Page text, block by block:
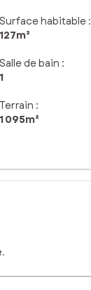
Surface habitable :
127m²
Salle de bain :
1
Terrain :
1 095m²